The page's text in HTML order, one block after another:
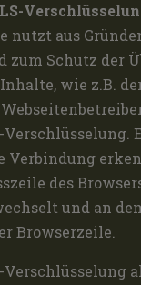
nutzt aus
zum Schutz der
wie z.B.
Verschlüsselung.
Verbindung
des
und an
Browserzeile.
Verschlüsselung